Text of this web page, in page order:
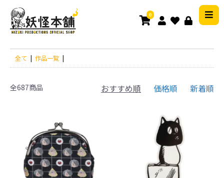
0
全て | 作品一覧 |
全687商品 おすすめ順 価格順 新着順